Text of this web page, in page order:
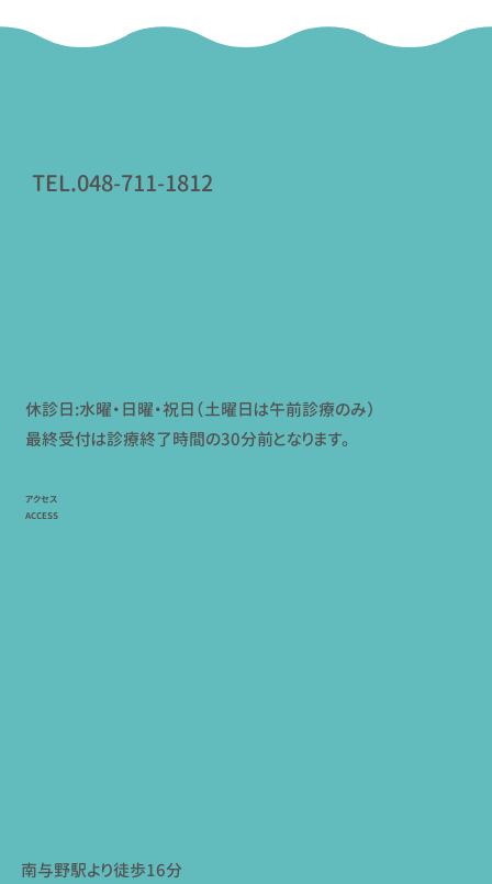
休診日:水曜・日曜・祝日（土曜日は午前診療のみ）
最終受付は診療終了時間の30分前となります。
TEL.048-711-1812
南与野駅より徒歩16分
アクセス
ACCESS